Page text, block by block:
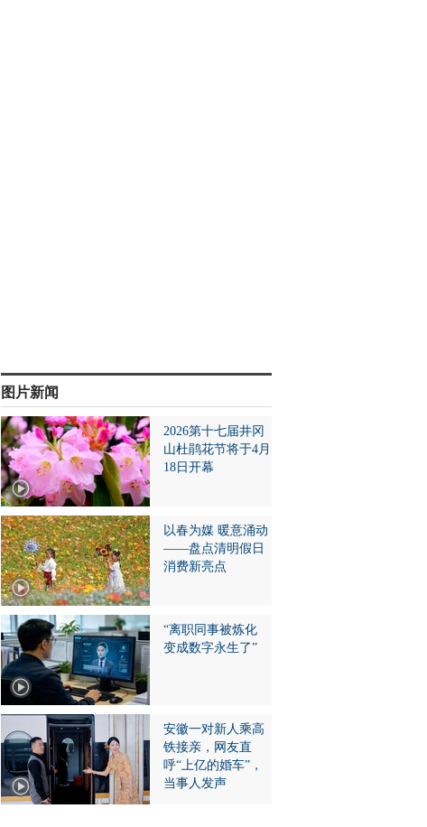
图片新闻
2026第十七届井冈
山杜鹃花节将于4月
18日开幕
以春为媒 暖意涌动
——盘点清明假日
消费新亮点
“离职同事被炼化
变成数字永生了”
安徽一对新人乘高
铁接亲，网友直
呼“上亿的婚车”，
当事人发声